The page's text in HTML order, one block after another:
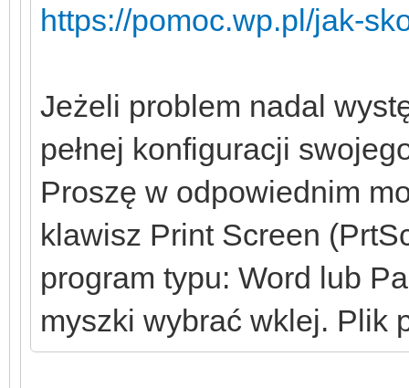
https://pomoc.wp.pl/jak-
Jeżeli problem nadal
pełnej konfiguracji
Proszę w odpowiednim
klawisz Print Screen
program typu: Word lub
myszki wybrać wklej. Plik